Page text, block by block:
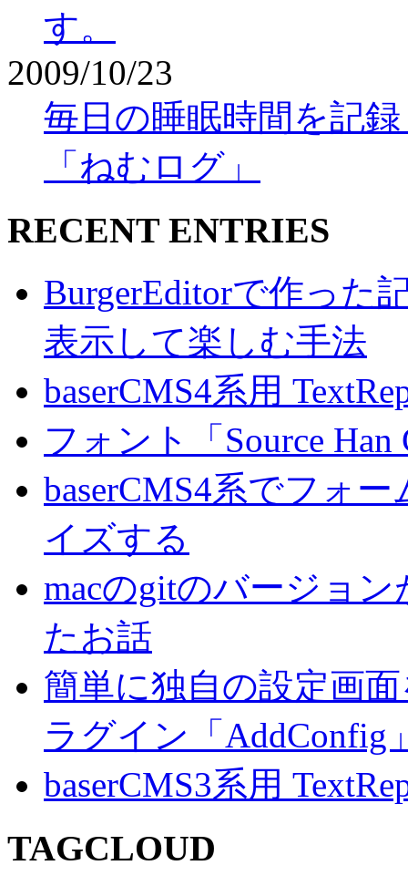
す。
2009/10/23
毎日の睡眠時間を記
「ねむログ」
RECENT ENTRIES
BurgerEditorで作った
表示して楽しむ手法
baserCMS4系用
フォント「Source
baserCMS4系でフォ
イズする
macのgitのバージョ
たお話
簡単に独自の設定画
ラグイン「AddConfig
baserCMS3系用
TAGCLOUD